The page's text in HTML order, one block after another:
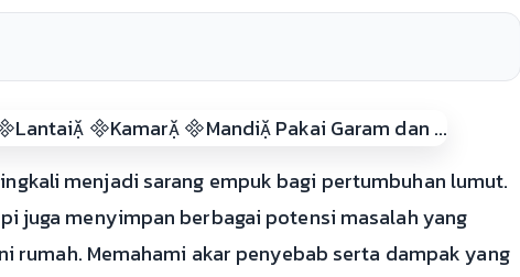
menjadi sarang empuk bagi pertumbuhan lumut.
juga menyimpan berbagai potensi masalah yang
rumah. Memahami akar penyebab serta dampak yang